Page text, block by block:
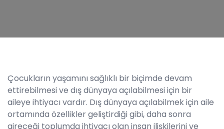
Çocukların yaşamını sağlıklı bir biçimde devam
ettirebilmesi ve dış dünyaya açılabilmesi için bir
aileye ihtiyacı vardır. Dış dünyaya açılabilmek için aile
ortamında özellikler geliştirdiği gibi, daha sonra
gireceği toplumda ihtiyacı olan insan ilişkilerini ve